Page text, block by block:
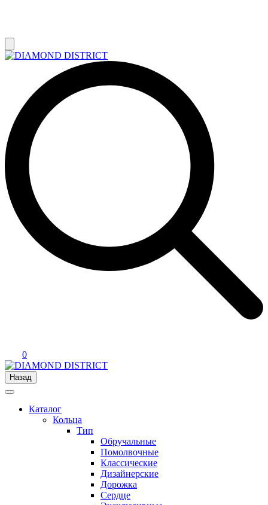
0
Назад
Каталог
Кольца
Тип
Обручальные
Помолвочные
Классические
Дизайнерские
Дорожка
Сердце